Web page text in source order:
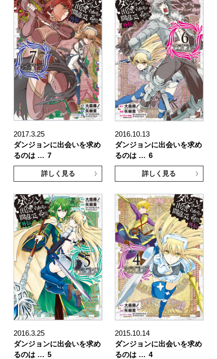
2017.3.25
ダンジョンに出会いを求め
るのは … 7
詳しく見る
2016.10.13
ダンジョンに出会いを求め
るのは … 6
詳しく見る
2016.3.25
ダンジョンに出会いを求め
るのは … 5
2015.10.14
ダンジョンに出会いを求め
るのは … 4